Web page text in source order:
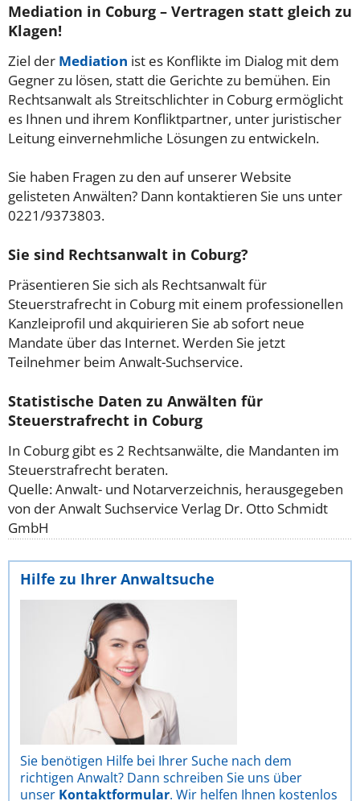
Mediation in Coburg – Vertragen statt gleich zu
Klagen!
Ziel der Mediation ist es Konflikte im Dialog mit dem
Gegner zu lösen, statt die Gerichte zu bemühen. Ein
Rechtsanwalt als Streitschlichter in Coburg ermöglicht
es Ihnen und ihrem Konfliktpartner, unter juristischer
Leitung einvernehmliche Lösungen zu entwickeln.
Sie haben Fragen zu den auf unserer Website
gelisteten Anwälten? Dann kontaktieren Sie uns unter
0221/9373803.
Sie sind Rechtsanwalt in Coburg?
Präsentieren Sie sich als Rechtsanwalt für
Steuerstrafrecht in Coburg mit einem professionellen
Kanzleiprofil und akquirieren Sie ab sofort neue
Mandate über das Internet. Werden Sie jetzt
Teilnehmer beim Anwalt-Suchservice.
Statistische Daten zu Anwälten für
Steuerstrafrecht in Coburg
In Coburg gibt es 2 Rechtsanwälte, die Mandanten im
Steuerstrafrecht beraten.
Quelle: Anwalt- und Notarverzeichnis, herausgegeben
von der Anwalt Suchservice Verlag Dr. Otto Schmidt
GmbH
Hilfe zu Ihrer Anwaltsuche
Sie benötigen Hilfe bei Ihrer Suche nach dem
richtigen Anwalt? Dann schreiben Sie uns über
unser Kontaktformular. Wir helfen Ihnen kostenlos